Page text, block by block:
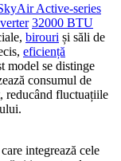
Active-series
32000 BTU
birouri și săli de
eficiență
model se distinge
consumul de
reducând fluctuațiile
integrează cele